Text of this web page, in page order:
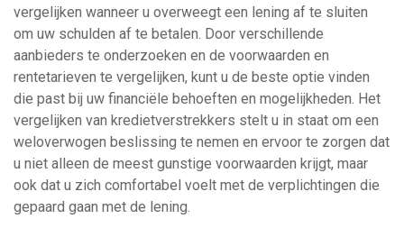
vergelijken wanneer u overweegt een lening af te sluiten
om uw schulden af te betalen. Door verschillende
aanbieders te onderzoeken en de voorwaarden en
rentetarieven te vergelijken, kunt u de beste optie vinden
die past bij uw financiële behoeften en mogelijkheden. Het
vergelijken van kredietverstrekkers stelt u in staat om een
weloverwogen beslissing te nemen en ervoor te zorgen dat
u niet alleen de meest gunstige voorwaarden krijgt, maar
ook dat u zich comfortabel voelt met de verplichtingen die
gepaard gaan met de lening.